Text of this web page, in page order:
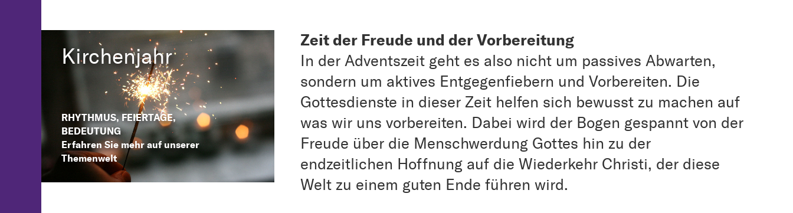
Kirchenjahr
RHYTHMUS, FEIERTAGE,
BEDEUTUNG
Erfahren Sie mehr auf unserer
Themenwelt
Zeit der Freude und der Vorbereitung
In der Adventszeit geht es also nicht um passives Abwarten,
sondern um aktives Entgegenfiebern und Vorbereiten. Die
Gottesdienste in dieser Zeit helfen sich bewusst zu machen auf
was wir uns vorbereiten. Dabei wird der Bogen gespannt von der
Freude über die Menschwerdung Gottes hin zu der
endzeitlichen Hoffnung auf die Wiederkehr Christi, der diese
Welt zu einem guten Ende führen wird.